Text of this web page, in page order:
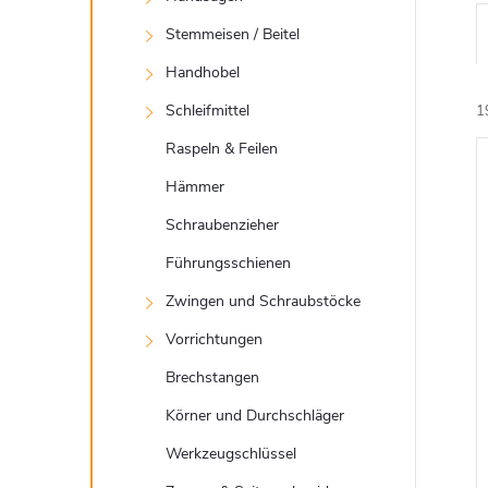
Stemmeisen / Beitel
Handhobel
Schleifmittel
Raspeln & Feilen
Hämmer
Schraubenzieher
Führungsschienen
Zwingen und Schraubstöcke
Vorrichtungen
Brechstangen
Körner und Durchschläger
Werkzeugschlüssel
r